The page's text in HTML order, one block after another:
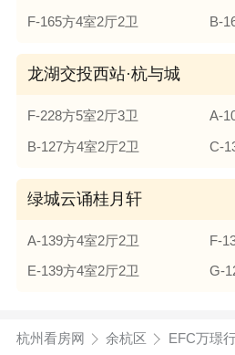
F-165方4室2厅2卫
B-
龙湖交投西站·杭与城
F-228方5室2厅3卫
A-
B-127方4室2厅2卫
C-
绿城云诵桂月轩
A-139方4室2厅2卫
F-
E-139方4室2厅2卫
G-
杭州看房网 余杭区 EFC万璟